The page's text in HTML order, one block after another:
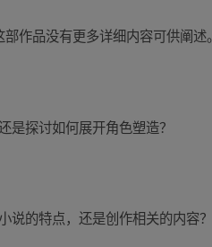
作品没有更多详细内容可供阐述。
是探讨如何展开角色塑造？
的特点，还是创作相关的内容？